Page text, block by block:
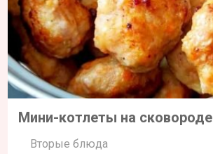
Мини-котлеты на сковороде
Вторые блюда